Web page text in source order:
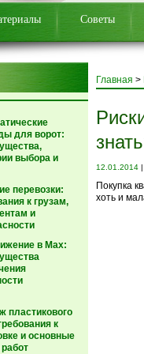
Советы
для ворот:
выбора и
перевозки:
к грузам,
и
в Max:
пластикового
к
и основные
Главная >
12.01.2014
Покупка
хоть и